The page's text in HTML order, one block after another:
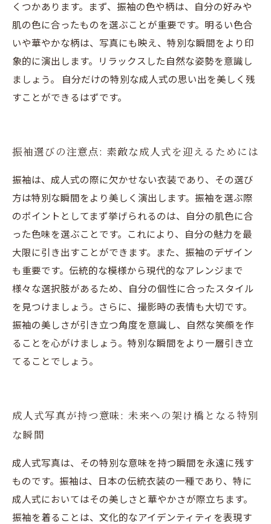
くつかあります。まず、振袖の色や柄は、自分の好みや
肌の色に合ったものを選ぶことが重要です。明るい色合
いや華やかな柄は、写真にも映え、特別な瞬間をより印
象的に演出します。リラックスした自然な姿勢を意識し
ましょう。 自分だけの特別な成人式の思い出を美しく残
すことができるはずです。
振袖選びの注意点: 素敵な成人式を迎えるためには
振袖は、成人式の際に欠かせない衣装であり、その選び
方は特別な瞬間をより美しく演出します。振袖を選ぶ際
のポイントとしてまず挙げられるのは、自分の肌色に合
った色味を選ぶことです。これにより、自分の魅力を最
大限に引き出すことができます。また、振袖のデザイン
も重要です。伝統的な模様から現代的なアレンジまで
様々な選択肢があるため、自分の個性に合ったスタイル
を見つけましょう。さらに、撮影時の表情も大切です。
振袖の美しさが引き立つ角度を意識し、自然な笑顔を作
ることを心がけましょう。特別な瞬間をより一層引き立
てることでしょう。
成人式写真が持つ意味: 未来への架け橋となる特別
な瞬間
成人式写真は、その特別な意味を持つ瞬間を永遠に残す
ものです。振袖は、日本の伝統衣装の一種であり、特に
成人式においてはその美しさと華やかさが際立ちます。
振袖を着ることは、文化的なアイデンティティを表現す